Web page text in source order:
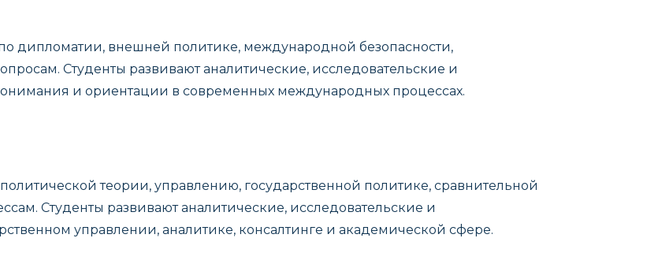
дипломатии, внешней политике, международной безопасности,
Студенты развивают аналитические, исследовательские и
и ориентации в современных международных процессах.
теории, управлению, государственной политике, сравнительной
Студенты развивают аналитические, исследовательские и
управлении, аналитике, консалтинге и академической сфере.